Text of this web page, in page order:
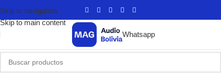
Skip to navigation
Skip to main content
Whatsapp